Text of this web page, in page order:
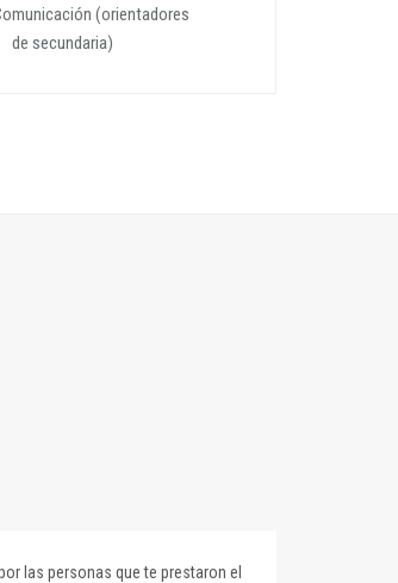
(orientadores
de secundaria)
las personas que te prestaron el